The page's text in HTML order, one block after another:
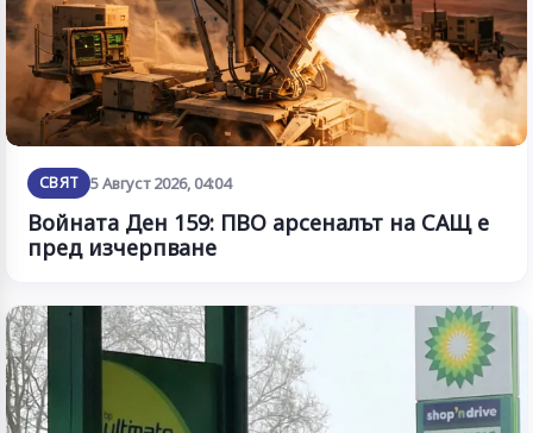
СВЯТ 5 Август 2026, 04:04
Войната Ден 159: ПВО арсеналът на САЩ е
пред изчерпване